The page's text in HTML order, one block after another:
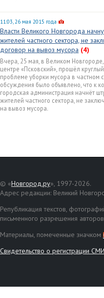
11:03, 26 мая 2015 года
Власти Великого Новгорода
жителей частного сектора, не
договор на вывоз мусора (4)
Вчера, 25 мая, в Великом
центре «Псковский», прошёл
проблеме уборки мусора в частном
обсуждения было объявлено, что к
городская администрация начнёт
жителей частного сектора, не
на вывоз мусора.
© «Новгород.ру», 1997-2026.
Адрес редакции: Великий
Републикация текстов,
письменного разрешения
Материалы, помеченные значком
Свидетельство о регистрации